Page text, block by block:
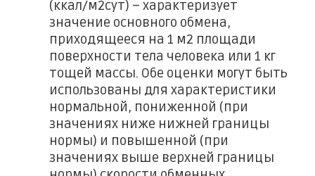
(ккал/м2сут) – характеризует
значение основного обмена,
приходящееся на 1 м2 площади
поверхности тела человека или 1 кг
тощей массы. Обе оценки могут быть
использованы для характеристики
нормальной, пониженной (при
значениях ниже нижней границы
нормы) и повышенной (при
значениях выше верхней границы